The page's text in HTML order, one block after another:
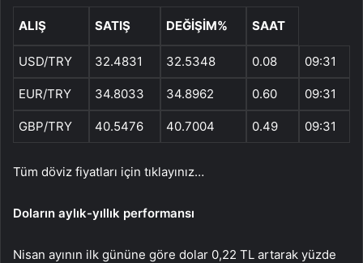
ALIŞ SATIŞ DEĞİŞİM% SAAT
USD/TRY 32.4831 32.5348 0.08 09:31
EUR/TRY 34.8033 34.8962 0.60 09:31
GBP/TRY 40.5476 40.7004 0.49 09:31
Tüm döviz fiyatları için tıklayınız…
Doların aylık-yıllık performansı
Nisan ayının ilk gününe göre dolar 0,22 TL artarak yüzde